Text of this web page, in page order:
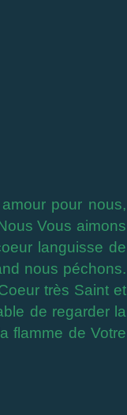
pour nous,
Vous aimons
languisse de
nous péchons.
très Saint et
de regarder la
flamme de Votre